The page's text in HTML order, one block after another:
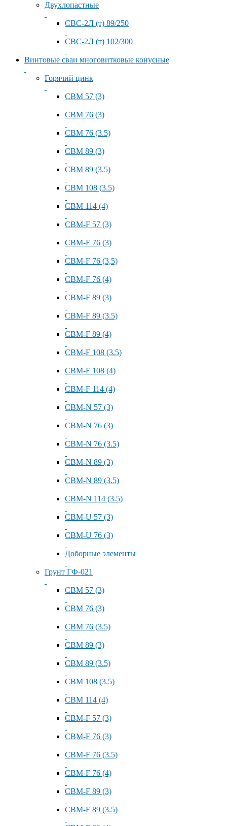
Двухлопастные
СВС-2Л (т) 89/250
СВС-2Л (т) 102/300
Винтовые сваи многовитковые конусные
Горячий цинк
СВМ 57 (3)
СВМ 76 (3)
СВМ 76 (3.5)
СВМ 89 (3)
СВМ 89 (3.5)
СВМ 108 (3.5)
СВМ 114 (4)
СВМ-F 57 (3)
СВМ-F 76 (3)
СВМ-F 76 (3,5)
СВМ-F 76 (4)
СВМ-F 89 (3)
СВМ-F 89 (3.5)
СВМ-F 89 (4)
СВМ-F 108 (3.5)
СВМ-F 108 (4)
СВМ-F 114 (4)
СВМ-N 57 (3)
СВМ-N 76 (3)
СВМ-N 76 (3.5)
СВМ-N 89 (3)
СВМ-N 89 (3.5)
СВМ-N 114 (3.5)
СВМ-U 57 (3)
СВМ-U 76 (3)
Доборные элементы
Грунт ГФ-021
СВМ 57 (3)
СВМ 76 (3)
СВМ 76 (3.5)
СВМ 89 (3)
СВМ 89 (3.5)
СВМ 108 (3.5)
СВМ 114 (4)
СВМ-F 57 (3)
СВМ-F 76 (3)
СВМ-F 76 (3.5)
СВМ-F 76 (4)
СВМ-F 89 (3)
СВМ-F 89 (3.5)